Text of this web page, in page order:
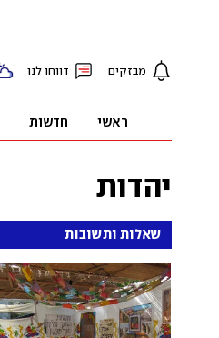
מבזקים דווחו לנו
ראשי חדשות
יהדות
שאלות ותשובות